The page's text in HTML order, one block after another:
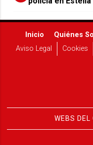
Inicio Quiénes
Aviso Legal
Cookies
WEBS DEL